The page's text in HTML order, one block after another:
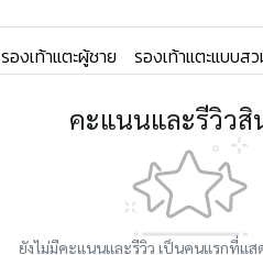
รองเท้าแตะผู้ชาย รองเท้าแตะแบบส
คะแนนและรีวิวสิ
ยังไม่มีคะแนนและรีวิว เป็นคนแรกที่แส